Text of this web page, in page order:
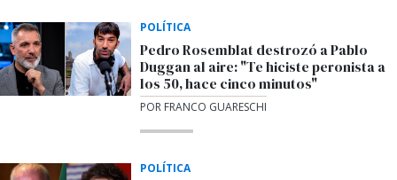
POLÍTICA
Pedro Rosemblat destrozó a Pablo
Duggan al aire: "Te hiciste peronista a
los 50, hace cinco minutos"
POR FRANCO GUARESCHI
POLÍTICA